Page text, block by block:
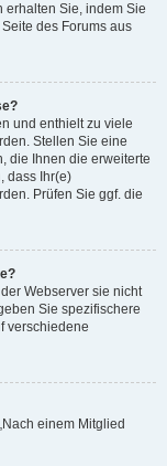
erhalten Sie, indem Sie
des Forums aus
und enthielt zu viele
Stellen Sie eine
die Ihnen die erweiterte
dass Ihr(e)
Prüfen Sie ggf. die
Webserver sie nicht
Sie spezifischere
verschiedene
einem Mitglied